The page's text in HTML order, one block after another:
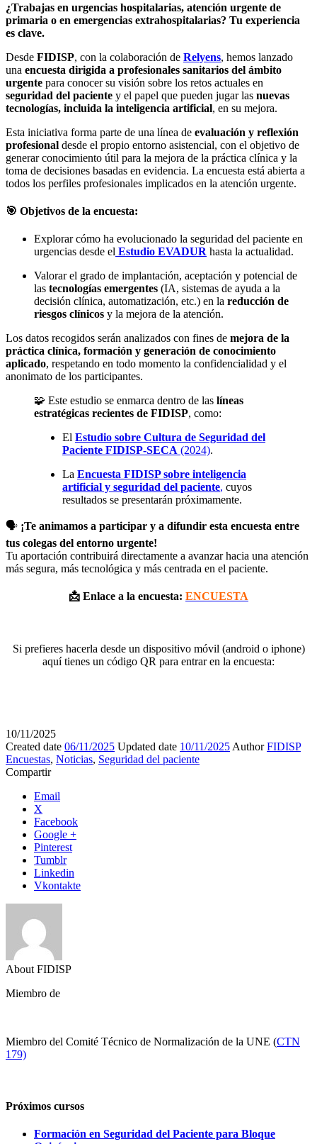
¿Trabajas en urgencias hospitalarias, atención urgente de
primaria o en emergencias extrahospitalarias? Tu experiencia
es clave.
Desde FIDISP, con la colaboración de Relyens, hemos lanzado
una encuesta dirigida a profesionales sanitarios del ámbito
urgente para conocer su visión sobre los retos actuales en
seguridad del paciente y el papel que pueden jugar las nuevas
tecnologías, incluida la inteligencia artificial, en su mejora.
Esta iniciativa forma parte de una línea de evaluación y reflexión
profesional desde el propio entorno asistencial, con el objetivo de
generar conocimiento útil para la mejora de la práctica clínica y la
toma de decisiones basadas en evidencia. La encuesta está abierta a
todos los perfiles profesionales implicados en la atención urgente.
🎯 Objetivos de la encuesta:
Explorar cómo ha evolucionado la seguridad del paciente en
urgencias desde el Estudio EVADUR hasta la actualidad.
Valorar el grado de implantación, aceptación y potencial de
las tecnologías emergentes (IA, sistemas de ayuda a la
decisión clínica, automatización, etc.) en la reducción de
riesgos clínicos y la mejora de la atención.
Los datos recogidos serán analizados con fines de mejora de la
práctica clínica, formación y generación de conocimiento
aplicado, respetando en todo momento la confidencialidad y el
anonimato de los participantes.
🧩 Este estudio se enmarca dentro de las líneas
estratégicas recientes de FIDISP, como:
El Estudio sobre Cultura de Seguridad del
Paciente FIDISP-SECA (2024).
La Encuesta FIDISP sobre inteligencia
artificial y seguridad del paciente, cuyos
resultados se presentarán próximamente.
🗣️ ¡Te animamos a participar y a difundir esta encuesta entre
tus colegas del entorno urgente!
Tu aportación contribuirá directamente a avanzar hacia una atención
más segura, más tecnológica y más centrada en el paciente.
📩 Enlace a la encuesta: ENCUESTA
Si prefieres hacerla desde un dispositivo móvil (android o iphone)
aquí tienes un código QR para entrar en la encuesta:
10/11/2025
Created date 06/11/2025 Updated date 10/11/2025 AuthorFIDISP
Encuestas, Noticias, Seguridad del paciente
Compartir
Email
X
Facebook
Google +
Pinterest
Tumblr
Linkedin
Vkontakte
About FIDISP
Miembro de
Miembro del Comité Técnico de Normalización de la UNE (CTN
179)
Próximos cursos
Formación en Seguridad del Paciente para Bloque